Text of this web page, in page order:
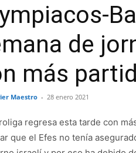
de
más
Maestro - 28 enero 2021
regresa esta tarde con
que el Efes no tenía